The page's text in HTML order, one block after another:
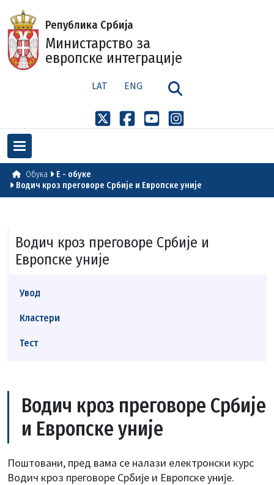
Република Србија
Министарство за
европске интеграције
LAT ENG
Обука
E - обуке
Водич кроз преговоре Србије и Европске уније
Водич кроз преговоре Србије и
Европске уније
Увод
Кластери
Тест
Водич кроз преговоре Србије
и Европске уније
Поштовани, пред вама се налази електронски курс
Водич кроз преговоре Србије и Европске уније.